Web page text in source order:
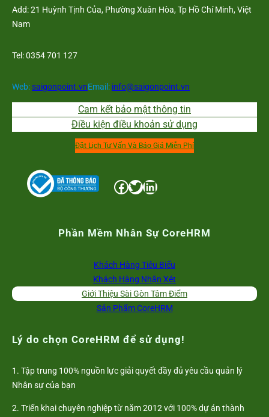
NGHIỆP
Add: 21 Huỳnh Tịnh Của, Phường Xuân Hòa, Tp Hồ Chí Minh, Việt
Nam
Tel: 0354 701 127
Web:saigonpoint.vnEmail: info@saigonpoint.vn
Cam kết bảo mật thông tin
Điều kiện điều khoản sử dụng
Đặt Lịch Tư Vấn Và Báo Giá Miễn Phí
Facebook Twitter LinkedIn
Phần Mềm Nhân Sự CoreHRM
Khách Hàng Tiêu Biểu
Khách Hàng Nhận Xét
Giới Thiệu Sài Gòn Tâm Điểm
Sản Phẩm CoreHRM
Lý do chọn CoreHRM để sử dụng!
1. Tập trung 100% nguồn lực giải quyết đầy đủ yêu cầu quản lý
Nhân sự của bạn
2. Triển khai chuyên nghiệp từ năm 2012 với 100% dự án thành